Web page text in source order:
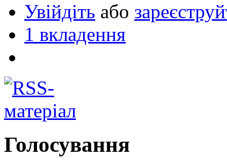
Увійдіть або
1 вкладення
Голосування